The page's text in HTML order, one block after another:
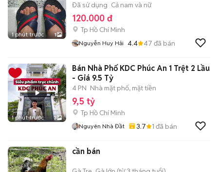
1 phút trước 1
Đã sử dụng Cả nam và nữ
120.000 đ
Tp Hồ Chí Minh
Nguyễn Huy Hải 4.4 47 đã bán
1 phút trước 3
Bán Nhà Phố KDC Phúc An 1 Trệt 2 Lầu
- Giá 9.5 Tỷ
4 PN Nhà mặt phố, mặt tiền
9,5 tỷ
Tp Hồ Chí Minh
Nguyên Nhà Đầt 3.7 1 đã bán
cần bán